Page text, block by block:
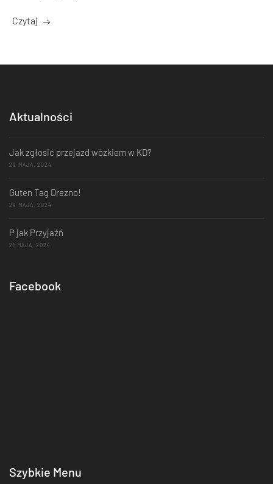
Czytaj
Aktualności
Jak zgłosić przejazd wózkiem w KD?
29 MAJA, 2024
Guten Tag Drezno!
29 MAJA, 2024
P jak Przyjaźń
21 MAJA, 2024
Facebook
Szybkie Menu